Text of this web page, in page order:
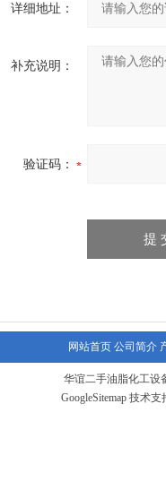
详细地址：
补充说明：
验证码：
网站首页 公司简介
华谊二手油脂化工设
GoogleSitemap 技术支